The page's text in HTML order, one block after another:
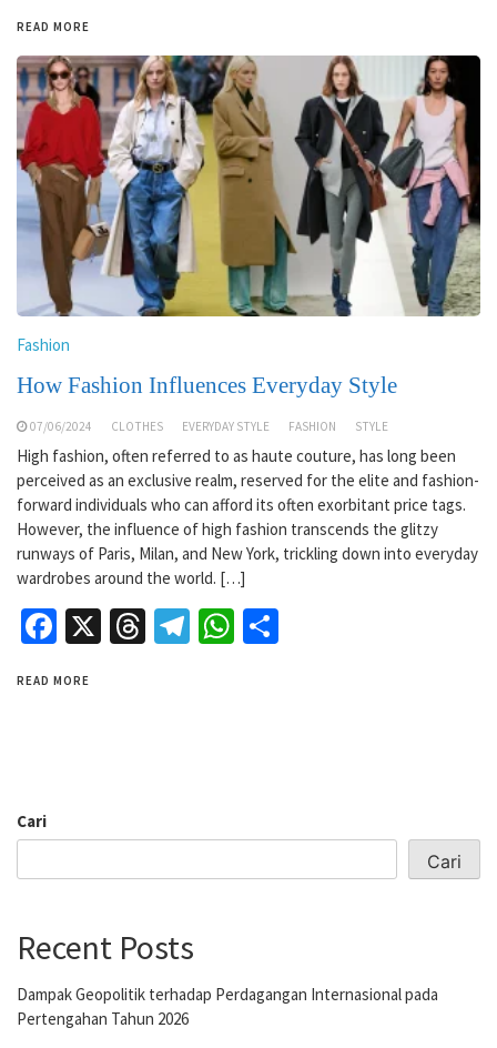
READ MORE
Fashion
How Fashion Influences Everyday Style
07/06/2024 CLOTHES EVERYDAY STYLE FASHION STYLE
High fashion, often referred to as haute couture, has long been
perceived as an exclusive realm, reserved for the elite and fashion-
forward individuals who can afford its often exorbitant price tags.
However, the influence of high fashion transcends the glitzy
runways of Paris, Milan, and New York, trickling down into everyday
wardrobes around the world. […]
Facebook
X Threads
Telegram
WhatsApp
READ MORE
Cari
Cari
Recent Posts
Dampak Geopolitik terhadap Perdagangan Internasional pada
Pertengahan Tahun 2026